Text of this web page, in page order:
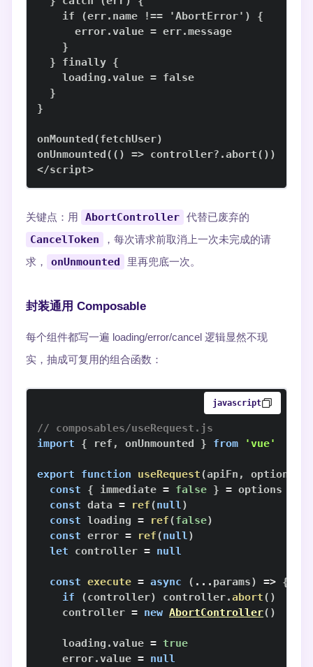
</script>
关键点：用 AbortController 代替已废弃的
CancelToken
，每次请求前取消上一次未完成的请
求，
onUnmounted 里再兜底一次。
封装通用 Composable
每个组件都写一遍 loading/error/cancel 逻辑显然不现
实，抽成可复用的组合函数：
javascript
// composables/useRequest.js
import
{ ref , onUnmounted } from 'vue'
export function useRequest(apiFn , options
const
{ immediate = false } =
const data = ref(null)
const loading = ref(false)
const error = ref(null)
let controller = null
const execute = async ( ... params) => {
if
(controller) controller.abort( )
    controller
= new AbortController( )
    loading
.value = true
    error
.value = null